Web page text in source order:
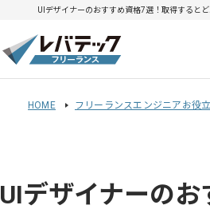
UIデザイナーのおすすめ資格7選！取得すると
HOME フリーランスエンジニアお役
UIデザイナーの